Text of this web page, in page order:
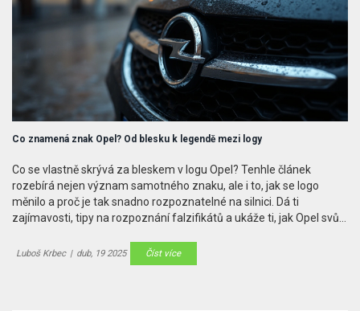
Co znamená znak Opel? Od blesku k legendě mezi logy
Co se vlastně skrývá za bleskem v logu Opel? Tenhle článek
rozebírá nejen význam samotného znaku, ale i to, jak se logo
měnilo a proč je tak snadno rozpoznatelné na silnici. Dá ti
zajímavosti, tipy na rozpoznání falzifikátů a ukáže ti, jak Opel svůj
informace z praxe. Pokud jsi milovník aut nebo jen zvědavý, tady
najdeš všechno, co tě kolem znaku Opel může zajímat.
Luboš Krbec | dub, 19 2025 Číst více